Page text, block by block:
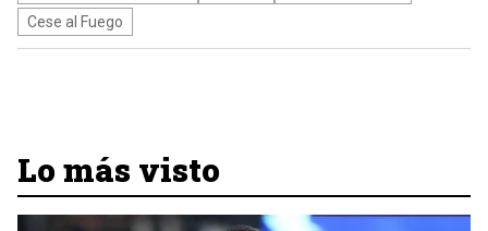
Cese al Fuego
Lo más visto